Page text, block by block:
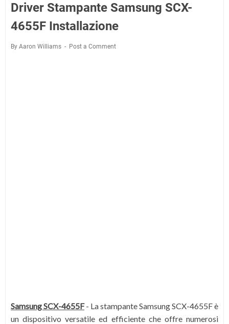
Driver Stampante Samsung SCX-
4655F Installazione
By Aaron Williams Post a Comment
Samsung SCX-4655F- La stampante Samsung SCX-4655F è
un dispositivo versatile ed efficiente che offre numerosi